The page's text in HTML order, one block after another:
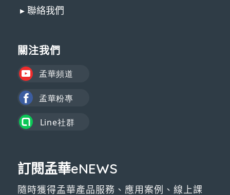
▸ 聯絡我們
關注我們
訂閱孟華eNEWS
隨時獲得孟華產品服務、應用案例、線上課